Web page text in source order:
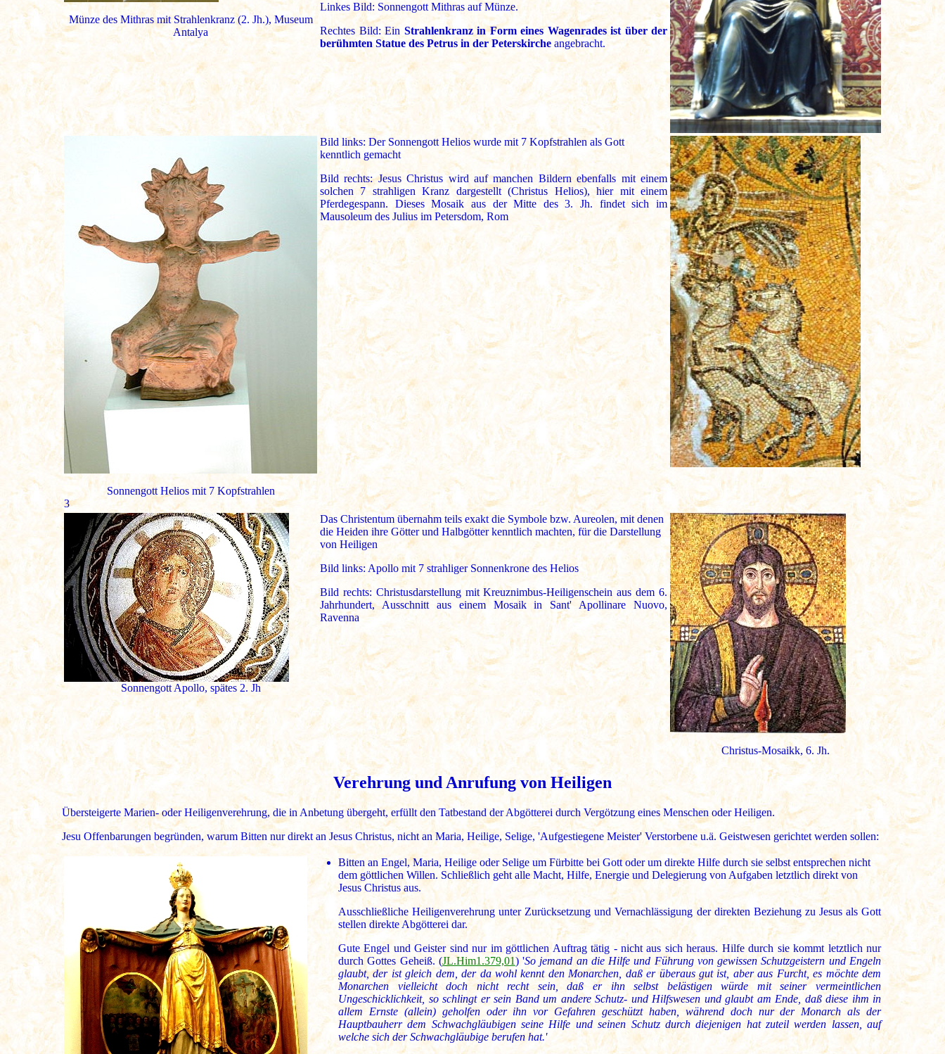
Münze des Mithras mit Strahlenkranz (2. Jh.), Museum
Antalya
Linkes Bild: Sonnengott Mithras auf Münze.
Rechtes Bild: Ein Strahlenkranz in Form eines Wagenrades ist über der
berühmten Statue des Petrus in der Peterskirche angebracht.
Sonnengott Helios mit 7 Kopfstrahlen
3
Bild links: Der Sonnengott Helios wurde mit 7 Kopfstrahlen als Gott
kenntlich gemacht
Bild rechts: Jesus Christus wird auf manchen Bildern ebenfalls mit einem
solchen 7 strahligen Kranz dargestellt (Christus Helios), hier mit einem
Pferdegespann. Dieses Mosaik aus der Mitte des 3. Jh. findet sich im
Mausoleum des Julius im Petersdom, Rom
Sonnengott Apollo, spätes 2. Jh
Das Christentum übernahm teils exakt die Symbole bzw. Aureolen, mit denen
die Heiden ihre Götter und Halbgötter kenntlich machten, für die Darstellung
von Heiligen
Bild links: Apollo mit 7 strahliger Sonnenkrone des Helios
Bild rechts: Christusdarstellung mit Kreuznimbus-Heiligenschein aus dem 6.
Jahrhundert, Ausschnitt aus einem Mosaik in Sant' Apollinare Nuovo,
Ravenna
Christus-Mosaikk, 6. Jh.
Verehrung und Anrufung von Heiligen
Übersteigerte Marien- oder Heiligenverehrung, die in Anbetung übergeht, erfüllt den Tatbestand der Abgötterei durch Vergötzung eines Menschen oder Heiligen.
Jesu Offenbarungen begründen, warum Bitten nur direkt an Jesus Christus, nicht an Maria, Heilige, Selige, 'Aufgestiegene Meister' Verstorbene u.ä. Geistwesen gerichtet werden sollen:
Bitten an Engel, Maria, Heilige oder Selige um Fürbitte bei Gott oder um direkte Hilfe durch sie selbst entsprechen nicht
dem göttlichen Willen. Schließlich geht alle Macht, Hilfe, Energie und Delegierung von Aufgaben letztlich direkt von
Jesus Christus aus.
Ausschließliche Heiligenverehrung unter Zurücksetzung und Vernachlässigung der direkten Beziehung zu Jesus als Gott
stellen direkte Abgötterei dar.
Gute Engel und Geister sind nur im göttlichen Auftrag tätig - nicht aus sich heraus. Hilfe durch sie kommt letztlich nur
durch Gottes Geheiß. (JL.Him1.379,01) 'So jemand an die Hilfe und Führung von gewissen Schutzgeistern und Engeln
glaubt, der ist gleich dem, der da wohl kennt den Monarchen, daß er überaus gut ist, aber aus Furcht, es möchte dem
Monarchen vielleicht doch nicht recht sein, daß er ihn selbst belästigen würde mit seiner vermeintlichen
Ungeschicklichkeit, so schlingt er sein Band um andere Schutz- und Hilfswesen und glaubt am Ende, daß diese ihm in
allem Ernste (allein) geholfen oder ihn vor Gefahren geschützt haben, während doch nur der Monarch als der
Hauptbauherr dem Schwachgläubigen seine Hilfe und seinen Schutz durch diejenigen hat zuteil werden lassen, auf
welche sich der Schwachgläubige berufen hat.'